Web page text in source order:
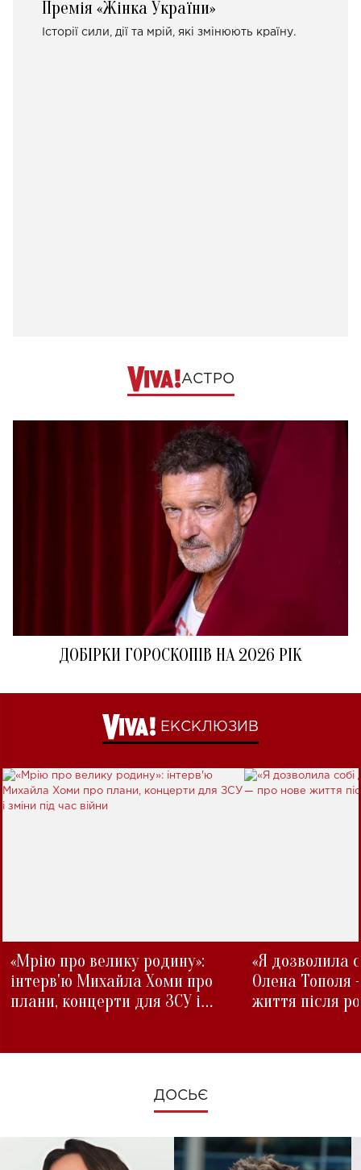
Премія «Жінка України»
Історії сили, дії та мрій, які змінюють країну.
АСТРО
ДОБІРКИ ГОРОСКОПІВ НА 2026 РІК
ЕКСКЛЮЗИВ
«Мрію про велику родину»:
інтерв'ю Михайла Хоми про
плани, концерти для ЗСУ і
«Я дозволила
Олена Тополя
життя після
ДОСЬЄ